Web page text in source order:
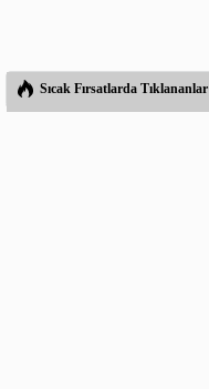
Sıcak Fırsatlarda Tıklananlar